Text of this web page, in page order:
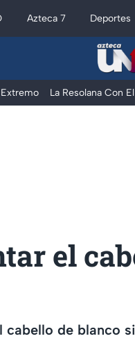
Azteca 7 Deportes
La Resolana Con
el
cabello de blanco